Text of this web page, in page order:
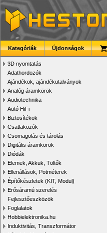
Kategóriák Újdonságok
3D nyomtatás
Adathordozók
Ajándékok, ajándékutalványok
Analóg áramkörök
Audiotechnika
Autó HiFi
Biztosítékok
Csatlakozók
Csomagolás és tárolás
Digitális áramkörök
Diódák
Elemek, Akkuk, Töltők
Ellenállások, Potméterek
Építőkészletek (KIT, Modul)
Erősáramú szerelés
Fejlesztőeszközök
Foglalatok
Hobbielektronika.hu
Induktivitás, Transzformátor